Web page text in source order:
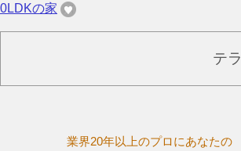
0LDKの家
テ
業界20年以上のプロにあなたの